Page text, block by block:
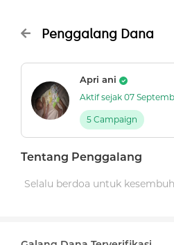
Penggalang Dana
Apri ani
Aktif sejak 07
5 Campaign
Tentang Penggalang
Selalu berdoa untuk